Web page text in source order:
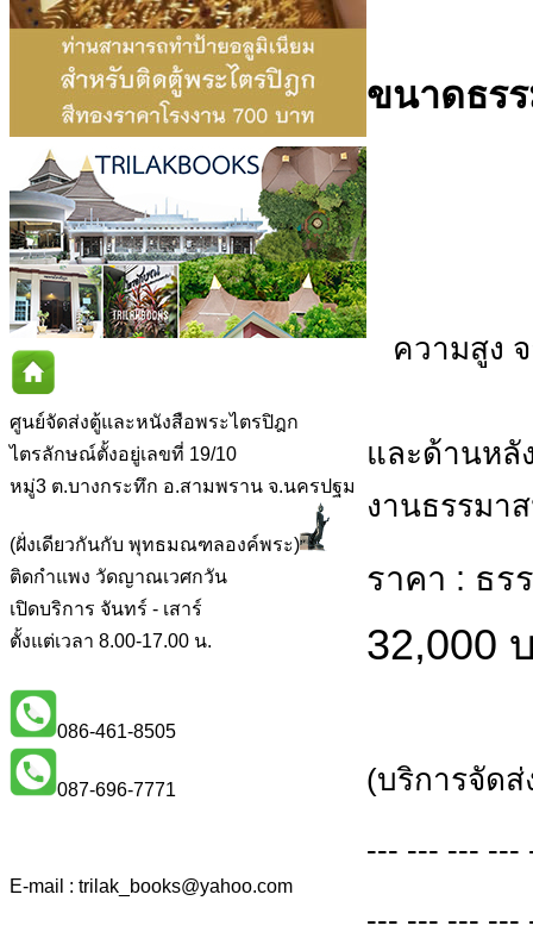
ศูนย์จัดส่งตู้และหนังสือพระไตรปิฎก
ไตรลักษณ์ตั้งอยู่เลขที่ 19/10
หมู่3 ต.บางกระทึก อ.สามพราน จ.นครปฐม
(ฝั่งเดียวกันกับ พุทธมณฑลองค์พระ)
ติดกำแพง วัดญาณเวศกวัน
เปิดบริการ จันทร์ - เสาร์
ตั้งแต่เวลา 8.00-17.00 น.
086-461-8505
087-696-7771
E-mail : trilak_books@yahoo.com
ขนาดธร
ความสูง
และด้านหลั
งานธรรมา
ราคา : ธร
32,000
(บริการจัดส่
--- --- --- ---
--- --- --- ---